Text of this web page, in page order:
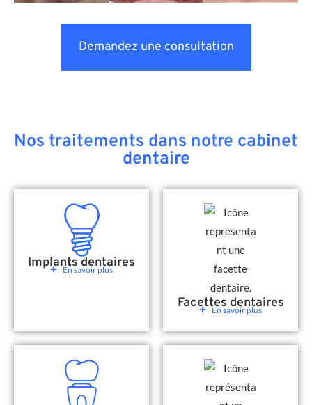
Demandez une consultation
Nos traitements dans notre cabinet
dentaire
Implants dentaires
En savoir plus
Facettes dentaires
En savoir plus